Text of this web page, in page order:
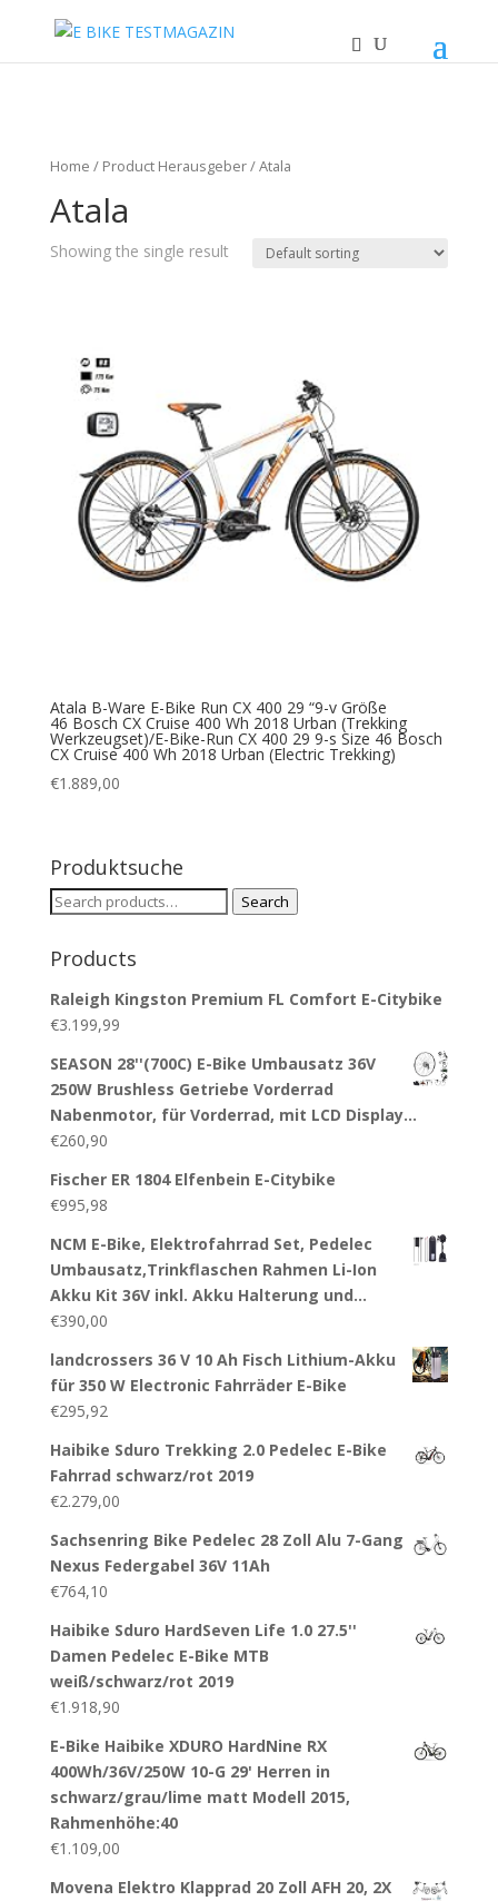
Home / Product Herausgeber / Atala
Atala
Showing the single result
Atala B-Ware E-Bike Run CX 400 29 “9-v Größe
46 Bosch CX Cruise 400 Wh 2018 Urban (Trekking
Werkzeugset)/E-Bike-Run CX 400 29 9-s Size 46 Bosch
CX Cruise 400 Wh 2018 Urban (Electric Trekking)
€1.889,00
Produktsuche
Search
Search
Products
Raleigh Kingston Premium FL Comfort E-Citybike
€3.199,99
SEASON 28''(700C) E-Bike Umbausatz 36V
250W Brushless Getriebe Vorderrad
Nabenmotor, für Vorderrad, mit LCD Display…
€260,90
Fischer ER 1804 Elfenbein E-Citybike
€995,98
NCM E-Bike, Elektrofahrrad Set, Pedelec
Umbausatz,Trinkflaschen Rahmen Li-Ion
Akku Kit 36V inkl. Akku Halterung und…
€390,00
landcrossers 36 V 10 Ah Fisch Lithium-Akku
für 350 W Electronic Fahrräder E-Bike
€295,92
Haibike Sduro Trekking 2.0 Pedelec E-Bike
Fahrrad schwarz/rot 2019
€2.279,00
Sachsenring Bike Pedelec 28 Zoll Alu 7-Gang
Nexus Federgabel 36V 11Ah
€764,10
Haibike Sduro HardSeven Life 1.0 27.5''
Damen Pedelec E-Bike MTB
weiß/schwarz/rot 2019
€1.918,90
E-Bike Haibike XDURO HardNine RX
400Wh/36V/250W 10-G 29' Herren in
schwarz/grau/lime matt Modell 2015,
Rahmenhöhe:40
€1.109,00
Movena Elektro Klapprad 20 Zoll AFH 20, 2X